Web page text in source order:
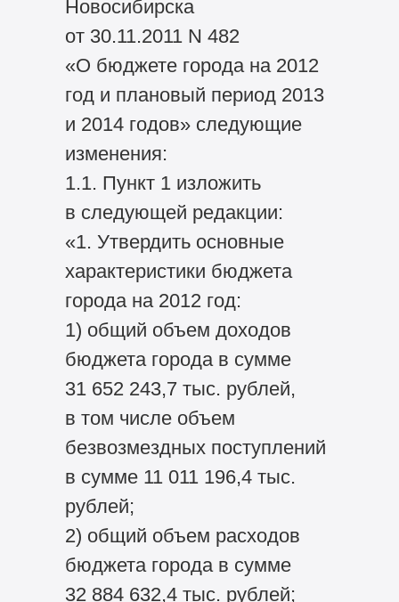
Новосибирска
от 30.11.2011 N 482
«О бюджете города на 2012
год и плановый период 2013
и 2014 годов» следующие
изменения:
1.1. Пункт 1 изложить
в следующей редакции:
«1. Утвердить основные
характеристики бюджета
города на 2012 год:
1) общий объем доходов
бюджета города в сумме
31 652 243,7 тыс. рублей,
в том числе объем
безвозмездных поступлений
в сумме 11 011 196,4 тыс.
рублей;
2) общий объем расходов
бюджета города в сумме
32 884 632,4 тыс. рублей;